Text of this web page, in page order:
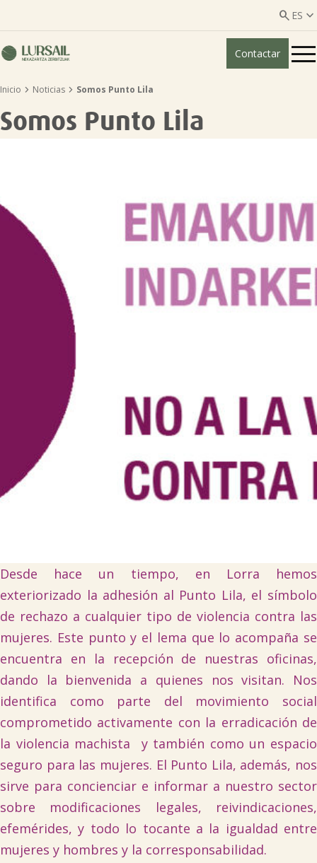
 ES 
ES
Quiénes somos
Servicios agricultura 
Entidades asociadas

Lursail Market
Contactar
Inicio  Noticias  Somos Punto Lila
Somos Punto Lila
Desde hace un tiempo, en Lorra hemos
exteriorizado la adhesión al Punto Lila, el símbolo
de rechazo a cualquier tipo de violencia contra las
mujeres. Este punto y el lema que lo acompaña se
encuentra en la recepción de nuestras oficinas,
dando la bienvenida a quienes nos visitan. Nos
identifica como parte del movimiento social
comprometido activamente con la erradicación de
la violencia machista y también como un espacio
seguro para las mujeres. El Punto Lila, además, nos
sirve para concienciar e informar a nuestro sector
sobre modificaciones legales, reivindicaciones,
efemérides, y todo lo tocante a la igualdad entre
mujeres y hombres y la corresponsabilidad.